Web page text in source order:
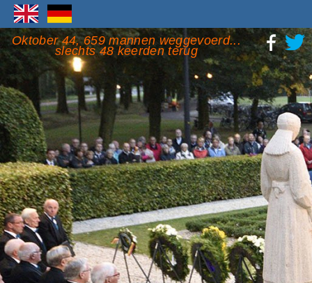
Oktober 44, 659 mannen weggevoerd...
slechts 48 keerden terug